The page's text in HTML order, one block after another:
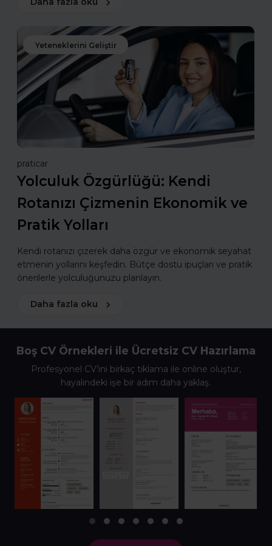
Yeteneklerini Geliştir
praticar
Yolculuk Özgürlüğü: Kendi
Rotanızı Çizmenin Ekonomik ve
Pratik Yolları
Kendi rotanızı çizerek daha özgür ve ekonomik seyahat
etmenin yollarını keşfedin. Bütçe dostu ipuçları ve pratik
önerilerle yolculuğunuzu planlayın.
Daha fazla oku
Boş CV Örnekleri ile Ücretsiz CV Hazırlama
Profesyonel CV’ini birkaç tıklama ile online oluştur,
hayalindeki işe bir adım daha yaklaş.